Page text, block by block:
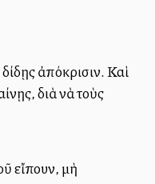
ἀπόκρισιν. Καὶ
διὰ νὰ τοὺς
εἴπουν, μὴ